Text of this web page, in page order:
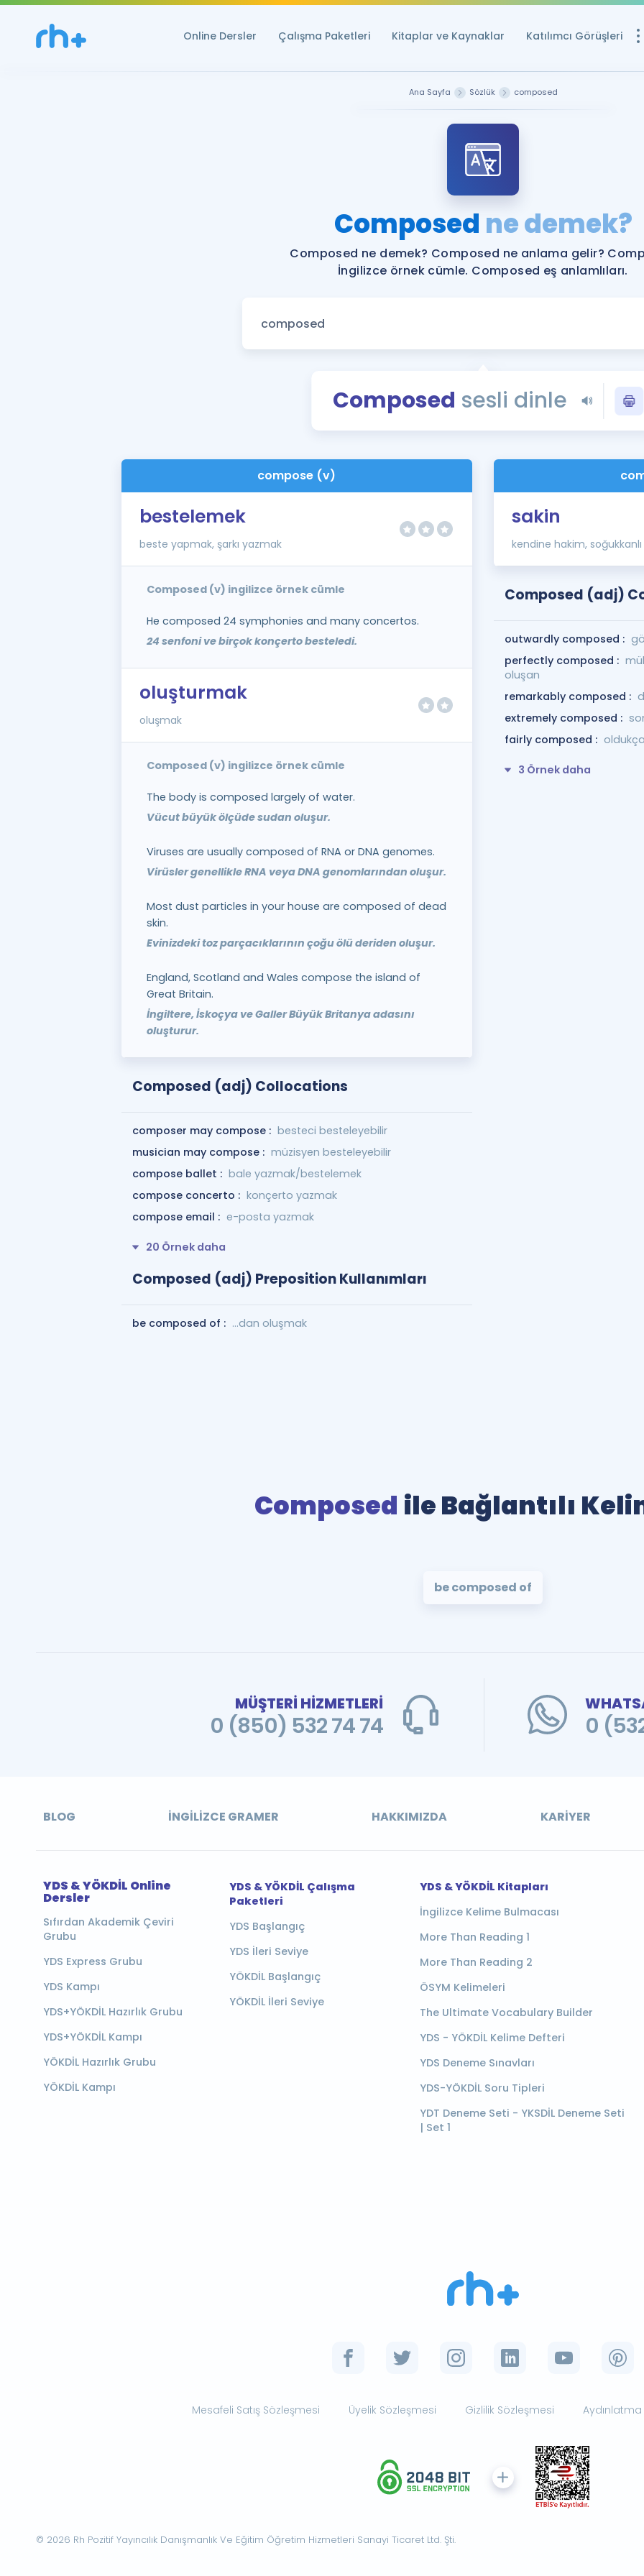
Online Dersler Çalışma Paketleri Kitaplar ve Kaynaklar Katılımcı Görüşleri
Ücretsiz
YDS ve YÖKDİL
YDS ve YÖKDİL'e
Tüm ÖSYM
YDS - YÖKDİL
İngilizce
Ana Sayfa Sözlük composed
Composed ne demek?
Composed ne demek? Composed ne anlama gelir?
İngilizce örnek cümle. Composed eş anlamlıları.
Composed sesli dinle
compose (v)
bestelemek
beste yapmak, şarkı yazmak
Composed (v) ingilizce örnek cümle
He composed 24 symphonies and many concertos.
24 senfoni ve birçok konçerto besteledi.
oluşturmak
oluşmak
Composed (v) ingilizce örnek cümle
The body is composed largely of water.
Vücut büyük ölçüde sudan oluşur.
Viruses are usually composed of RNA or DNA genomes.
Virüsler genellikle RNA veya DNA genomlarından oluşur.
Most dust particles in your house are composed of dead
skin.
Evinizdeki toz parçacıklarının çoğu ölü deriden oluşur.
England, Scotland and Wales compose the island of
Great Britain.
İngiltere, İskoçya ve Galler Büyük Britanya adasını
oluşturur.
Composed (adj) Collocations
composer may compose : besteci besteleyebilir
musician may compose : müzisyen besteleyebilir
compose ballet : bale yazmak/bestelemek
compose concerto : konçerto yazmak
compose email : e-posta yazmak
20 Örnek daha
Composed (adj) Preposition Kullanımları
be composed of : ...dan oluşmak
sakin
kendine hakim, soğukkanlı
Composed (adj)
outwardly composed :
perfectly composed :
oluşan
remarkably composed :
extremely composed :
fairly composed :
3 Örnek daha
Composed ile Bağlantılı
be composed of
MÜŞTERİ HİZMETLERİ
0 (850) 532 74 74 0
BLOG İNGILIZCE GRAMER HAKKIMIZDA KARIYER
YDS & YÖKDİL Online
Dersler
Sıfırdan Akademik Çeviri
Grubu
YDS Express Grubu
YDS Kampı
YDS+YÖKDİL Hazırlık Grubu
YDS+YÖKDİL Kampı
YÖKDİL Hazırlık Grubu
YÖKDİL Kampı
YDS & YÖKDİL Çalışma
Paketleri
YDS Başlangıç
YDS İleri Seviye
YÖKDİL Başlangıç
YÖKDİL İleri Seviye
YDS & YÖKDİL Kitapları
İngilizce Kelime Bulmacası
More Than Reading 1
More Than Reading 2
ÖSYM Kelimeleri
The Ultimate Vocabulary Builder
YDS - YÖKDİL Kelime Defteri
YDS Deneme Sınavları
YDS-YÖKDİL Soru Tipleri
YDT Deneme Seti - YKSDİL Deneme Seti
| Set 1
Mesafeli Satış Sözleşmesi Üyelik Sözleşmesi Gizlilik Sözleşmesi
© 2026 Rh Pozitif Yayıncılık Danışmanlık Ve Eğitim Öğretim Hizmetleri Sanayi Ticaret Ltd. Şti.